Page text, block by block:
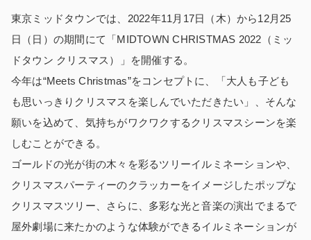
東京ミッドタウンでは、2022年11月17日（木）から12月25
日（日）の期間にて「MIDTOWN CHRISTMAS 2022（ミッ
ドタウン クリスマス）」を開催する。
今年は“Meets Christmas”をコンセプトに、「大人も子ども
も思いっきりクリスマスを楽しんでいただきたい」、そんな
願いを込めて、気持ちがワクワクするクリスマスシーンを楽
しむことができる。
ゴールドの光が街の木々を彩るツリーイルミネーションや、
クリスマスパーティーのクラッカーをイメージしたポップな
クリスマスツリー、さらに、多彩な光と音楽の演出でまるで
屋外劇場に来たかのような体験ができるイルミネーションが